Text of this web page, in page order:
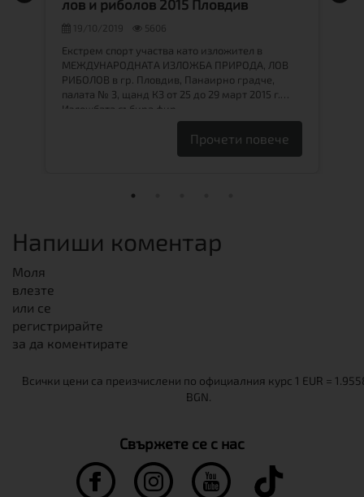
лов и риболов 2015 Пловдив
19/10/2019 5606
Екстрем спорт участва като изложител в
МЕЖДУНАРОДНАТА ИЗЛОЖБА ПРИРОДА, ЛОВ
РИБОЛОВ в гр. Пловдив, Панаирно градче,
палата № 3, щанд К3 от 25 до 29 март 2015 г.
Изложбата събира фир…
Прочети повече
Напиши коментар
Моля
влезте
или се
регистрирайте
за да коментирате
Свържете се с нас